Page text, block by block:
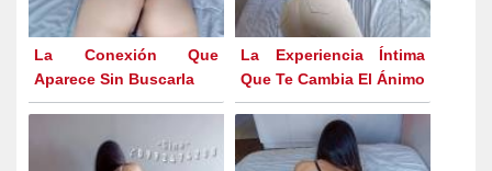
La Conexión Que
Aparece Sin Buscarla
La Experiencia Íntima
Que Te Cambia El Ánimo